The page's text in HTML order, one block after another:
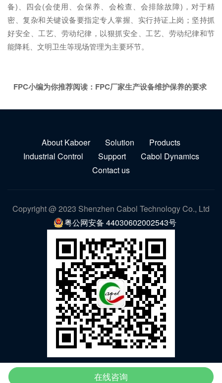
备)、四会(会使用、会保养、会检查、会排除故障)，对于精
密、复杂和关键设备要指定专人掌握、实行持证上岗；坚持抓
好安全、工艺、劳动纪律，以狠抓安全、工艺、劳动纪律和节
能降耗、文明卫生等现场管理为主要环节。
FPC小编为你推荐阅读：FPC厂家生产设备维护保养的要求
About Kaboer Solution
Products
Industrial Control
Support
Cabol Dynamics
Contact us
Copyright @ 2023 Shenzhen Cabol Technology Co., Ltd
粤公网安备 44030602002543号
WeChat
在线咨询